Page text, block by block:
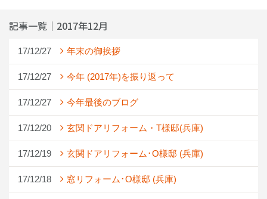
記事一覧｜2017年12月
17/12/27 年末の御挨拶
17/12/27 今年 (2017年)を振り返って
17/12/27 今年最後のブログ
17/12/20 玄関ドアリフォーム・T様邸(兵庫)
17/12/19 玄関ドアリフォーム･O様邸 (兵庫)
17/12/18 窓リフォーム･O様邸 (兵庫)